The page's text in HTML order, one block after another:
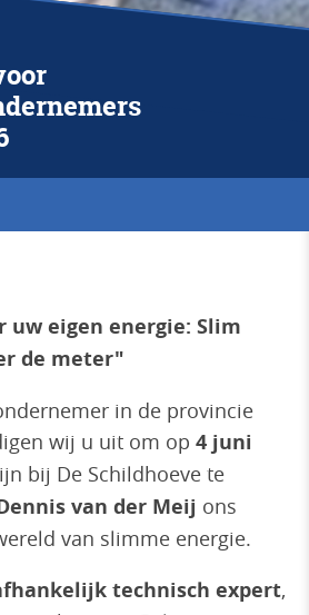
uw eigen energie: Slim
de meter"
in de provincie
wij u uit om op 4 juni
bij De Schildhoeve te
van der Meij ons
van slimme energie.
technisch expert,